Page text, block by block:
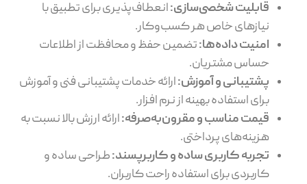
قابلیت شخصی‌سازی:انعطاف‌پذیری برای تطبیق با
نیازهای خاص هر کسب‌وکار.
امنیت داده‌ها:تضمین حفظ و محافظت از اطلاعات
حساس مشتریان.
پشتیبانی و آموزش:ارائه خدمات پشتیبانی فنی و آموزش
برای استفاده بهینه از نرم افزار.
قیمت مناسب و مقرون‌به‌صرفه:ارائه ارزش بالا نسبت به
هزینه‌های پرداختی.
تجربه کاربری ساده و کاربرپسند:طراحی ساده و
کاربردی برای استفاده راحت کاربران.